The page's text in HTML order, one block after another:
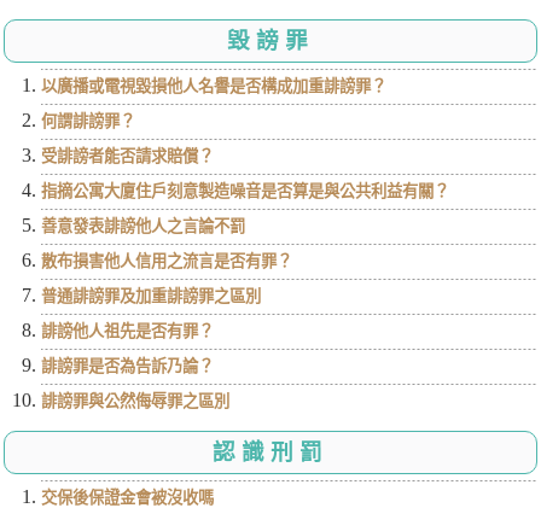
毀謗罪
以廣播或電視毀損他人名譽是否構成加重誹謗罪？
何謂誹謗罪？
受誹謗者能否請求賠償？
指摘公寓大廈住戶刻意製造噪音是否算是與公共利益有關？
善意發表誹謗他人之言論不罰
散布損害他人信用之流言是否有罪？
普通誹謗罪及加重誹謗罪之區別
誹謗他人祖先是否有罪？
誹謗罪是否為告訴乃論？
誹謗罪與公然侮辱罪之區別
認識刑罰
交保後保證金會被沒收嗎